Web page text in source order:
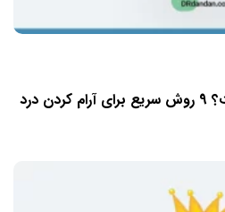
قاتل دندان درد فوری چیست؟ 9 روش سریع برای آرام کردن درد